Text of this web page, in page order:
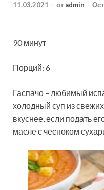
11.03.2021 - от admin -
90 минут
Порций: 6
Гаспачо – любимый
холодный суп из
вкуснее, если подать
масле с чесноком